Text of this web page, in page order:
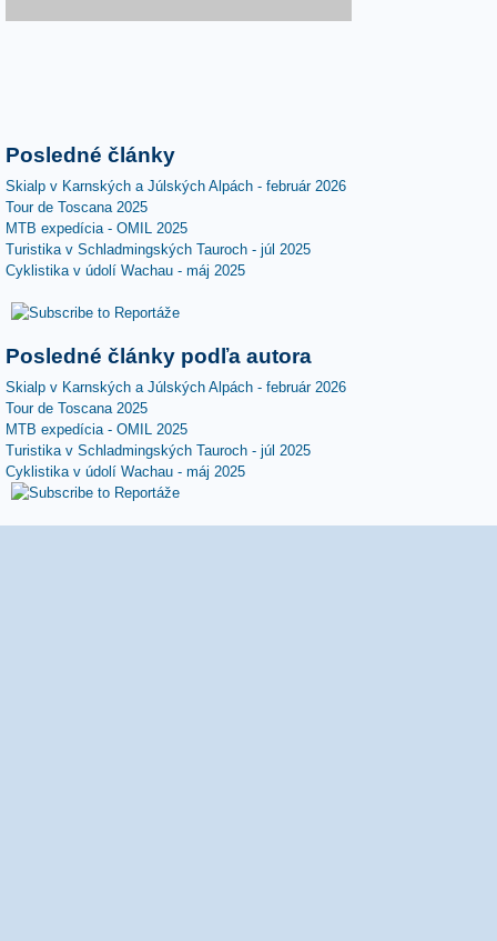
Posledné články
Skialp v Karnských a Júlských Alpách - február 2026
Tour de Toscana 2025
MTB expedícia - OMIL 2025
Turistika v Schladmingských Tauroch - júl 2025
Cyklistika v údolí Wachau - máj 2025
Posledné články podľa autora
Skialp v Karnských a Júlských Alpách - február 2026
Tour de Toscana 2025
MTB expedícia - OMIL 2025
Turistika v Schladmingských Tauroch - júl 2025
Cyklistika v údolí Wachau - máj 2025